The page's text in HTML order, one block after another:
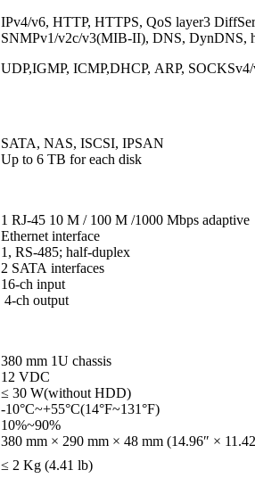
IPv4/v6, HTTP, HTTPS, QoS layer3
SNMPv1/v2c/v3(MIB-II), DNS, DynDNS,
UDP,IGMP, ICMP,DHCP, ARP,
SATA, NAS, ISCSI, IPSAN
Up to 6 TB for each disk
1 RJ-45 10 M / 100 M /1000 Mbps adaptive
Ethernet interface
1, RS-485; half-duplex
2 SATA interfaces
16-ch input
4-ch output
380 mm 1U chassis
12 VDC
≤ 30 W(without HDD)
-10°C~+55°C(14°F~131°F)
10%~90%
380 mm × 290 mm × 48 mm (14.96″ ×
≤ 2 Kg (4.41 lb)